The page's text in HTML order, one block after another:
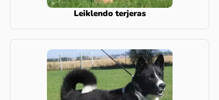
Leiklendo terjeras